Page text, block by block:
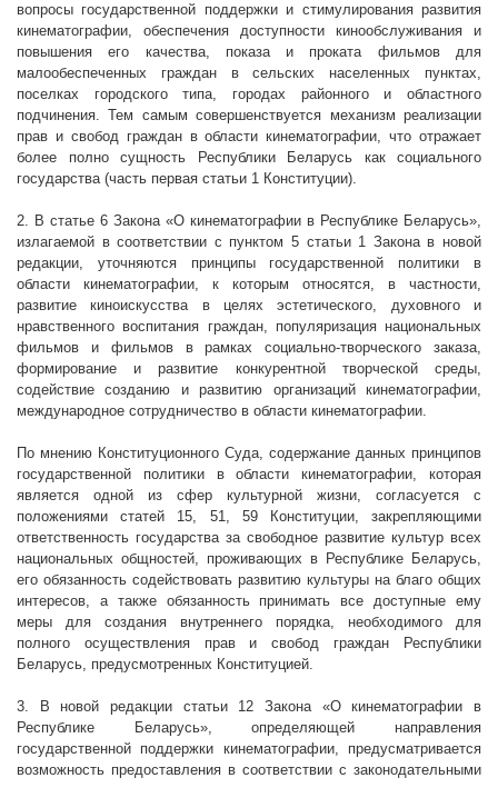
вопросы государственной поддержки и стимулирования развития
кинематографии, обеспечения доступности кинообслуживания и
повышения его качества, показа и проката фильмов для
малообеспеченных граждан в сельских населенных пунктах,
поселках городского типа, городах районного и областного
подчинения. Тем самым совершенствуется механизм реализации
прав и свобод граждан в области кинематографии, что отражает
более полно сущность Республики Беларусь как социального
государства (часть первая статьи 1 Конституции).
2. В статье 6 Закона «О кинематографии в Республике Беларусь»,
излагаемой в соответствии с пунктом 5 статьи 1 Закона в новой
редакции, уточняются принципы государственной политики в
области кинематографии, к которым относятся, в частности,
развитие киноискусства в целях эстетического, духовного и
нравственного воспитания граждан, популяризация национальных
фильмов и фильмов в рамках социально-творческого заказа,
формирование и развитие конкурентной творческой среды,
содействие созданию и развитию организаций кинематографии,
международное сотрудничество в области кинематографии.
По мнению Конституционного Суда, содержание данных принципов
государственной политики в области кинематографии, которая
является одной из сфер культурной жизни, согласуется с
положениями статей 15, 51, 59 Конституции, закрепляющими
ответственность государства за свободное развитие культур всех
национальных общностей, проживающих в Республике Беларусь,
его обязанность содействовать развитию культуры на благо общих
интересов, а также обязанность принимать все доступные ему
меры для создания внутреннего порядка, необходимого для
полного осуществления прав и свобод граждан Республики
Беларусь, предусмотренных Конституцией.
3. В новой редакции статьи 12 Закона «О
кинематографии в
Республике Беларусь», определяющей направления
государственной поддержки кинематографии, предусматривается
возможность предоставления в соответствии с законодательными